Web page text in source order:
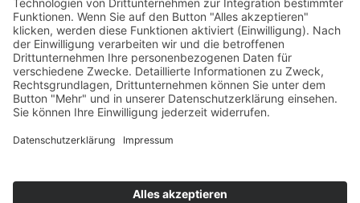
Docker unter Linux (Debian)
installieren
Docker ist eine Plattform für die Erstellung,
Bereitstellung und Ausführung von Anwendungen
mithilfe von Containern. Mit Docker kannst du
Anwendungen schnell und einfach in isolierten
Umgebungen ausführen, ohne dich um die Kompatibilität